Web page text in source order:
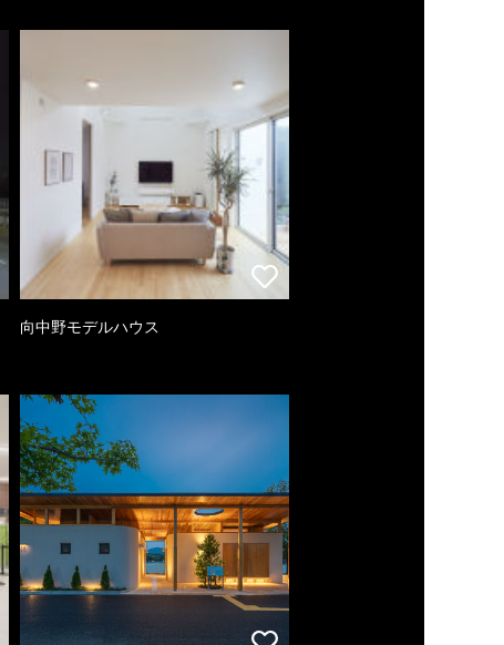
向中野モデルハウス